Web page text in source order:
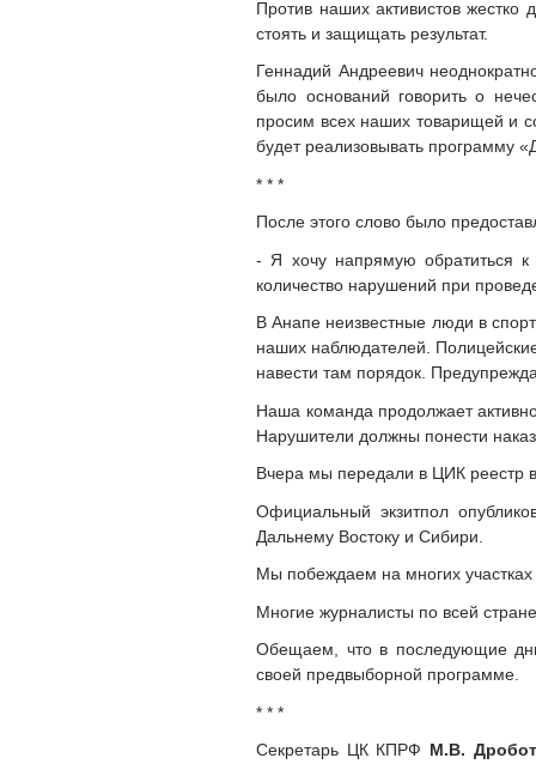
Против наших активистов жестко
стоять и защищать результат.
Геннадий Андреевич
было оснований говорить о
просим всех наших товарищей и
будет реализовывать программу
* * *
После этого слово было
- Я хочу напрямую обратиться к
количество нарушений при
В Анапе неизвестные люди в
наших наблюдателей.
навести там порядок.
Наша команда продолжает
Нарушители должны понести
Вчера мы передали в ЦИК реестр
Официальный экзитпол
Дальнему Востоку и Сибири.
Мы побеждаем на многих
Многие журналисты по всей
Обещаем, что в последующие
своей предвыборной программе.
* * *
Секретарь ЦК КПРФ М.В. Дробот